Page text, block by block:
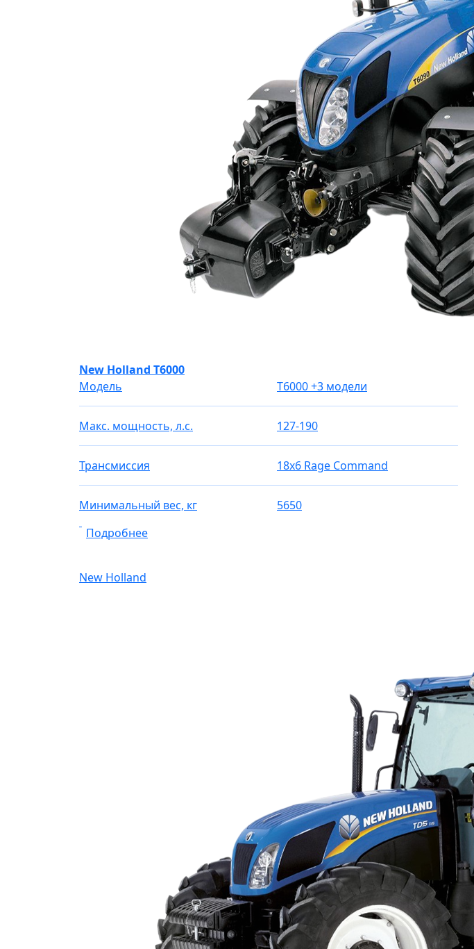
New Holland T6000
Модель
T6000+3 модели
Макс. мощность, л.с. 127-190
Трансмиссия 18х6 Rage Command
Минимальный вес, кг
5650
Подробнее
New Holland